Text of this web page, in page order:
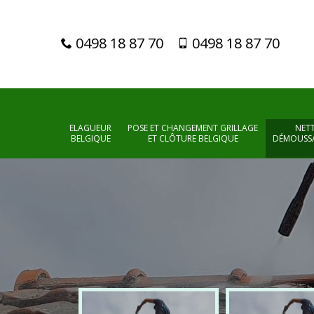
0498 18 87 70 0498 18 87 70
ELAGUEUR
BELGIQUE
POSE ET CHANGEMENT GRILLAGE
ET CLÔTURE BELGIQUE